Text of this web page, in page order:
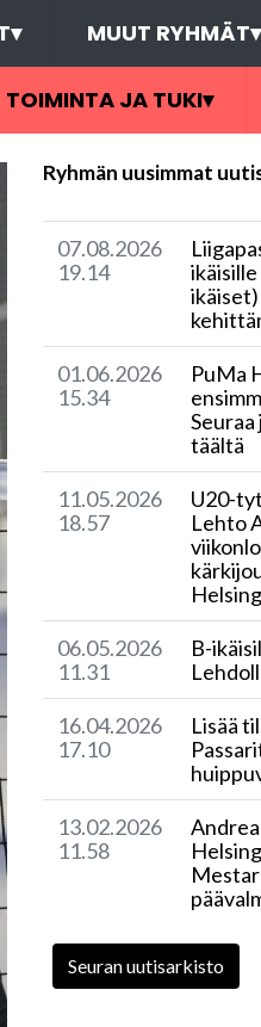
▾ MUUT RYHMÄT▾
TOIMINTA JA TUKI▾
Ryhmän uusimmat
07.08.2026
19.14
ikäisille
ikäiset)
01.06.2026
15.34
PuMa
täältä
11.05.2026
18.57
​U20-
Lehto
06.05.2026
11.31
​B-
16.04.2026
17.10
Lisää
13.02.2026
11.58
Seuran uutisarkisto